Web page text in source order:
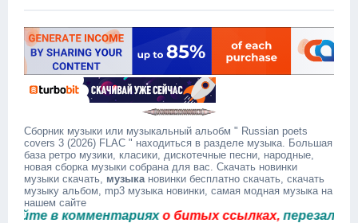
Сборник музыки или музыкальный альобм " Russian poets
covers 3 (2026) FLAC " находиться в разделе музыка. Большая
база ретро музики, класики, дискотечные песни, народные,
новая сборка музыки собрана для вас. Скачать новинки
музыки скачать, музыкановинки бесплатно скачать, скачать
музыку альбом, mp3 музыка новинки, самая модная музыка на
нашем сайте
в комментарияхо битых ссылках,перезальём